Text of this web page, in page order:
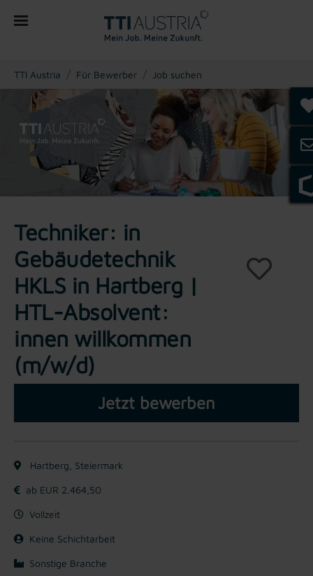
You are here:
TTI Austria Für Bewerber Job suchen
Techniker: in
Gebäudetechnik
HKLS in Hartberg |
HTL-Absolvent:
innen willkommen
(m/w/d)
Jetzt bewerben
Hartberg, Steiermark
ab EUR 2.464,50
Vollzeit
Keine Schichtarbeit
Sonstige Branche